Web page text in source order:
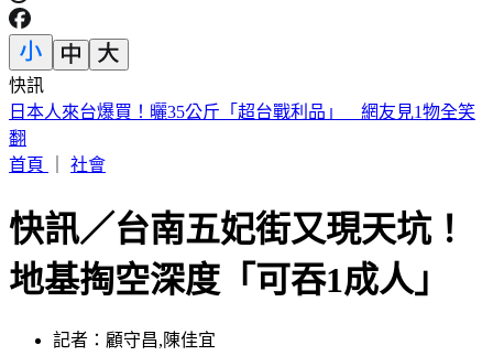
快訊
印度女與兄大吵後暴走！ 竟朝9月大姪子嘴裡「猛灌強力
膠」
首頁
社會
快訊／台南五妃街又現天坑！
地基掏空深度「可吞1成人」
記者：顧守昌,陳佳宜